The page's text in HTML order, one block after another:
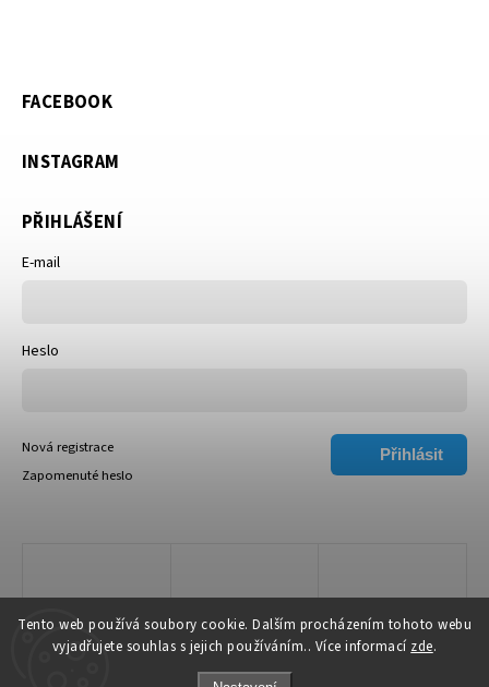
Tento web používá soubory cookie. Dalším procházením tohoto webu
vyjadřujete souhlas s jejich používáním.. Více informací zde.
FACEBOOK
INSTAGRAM
PŘIHLÁŠENÍ
E-mail
Heslo
Přihlásit
Nová registrace
Zapomenuté heslo